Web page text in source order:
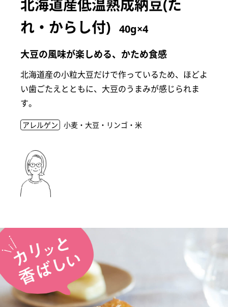
北海道産低温熟成納豆(た
れ・からし付)
40g×4
大豆の風味が楽しめる、かため食感
北海道産の小粒大豆だけで作っているため、ほどよ
い歯ごたえとともに、大豆のうまみが感じられま
す。
アレルゲン 小麦・大豆・リンゴ・米